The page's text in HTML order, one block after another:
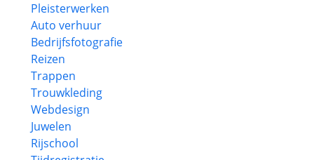
Pleisterwerken
Auto verhuur
Bedrijfsfotografie
Reizen
Trappen
Trouwkleding
Webdesign
Juwelen
Rijschool